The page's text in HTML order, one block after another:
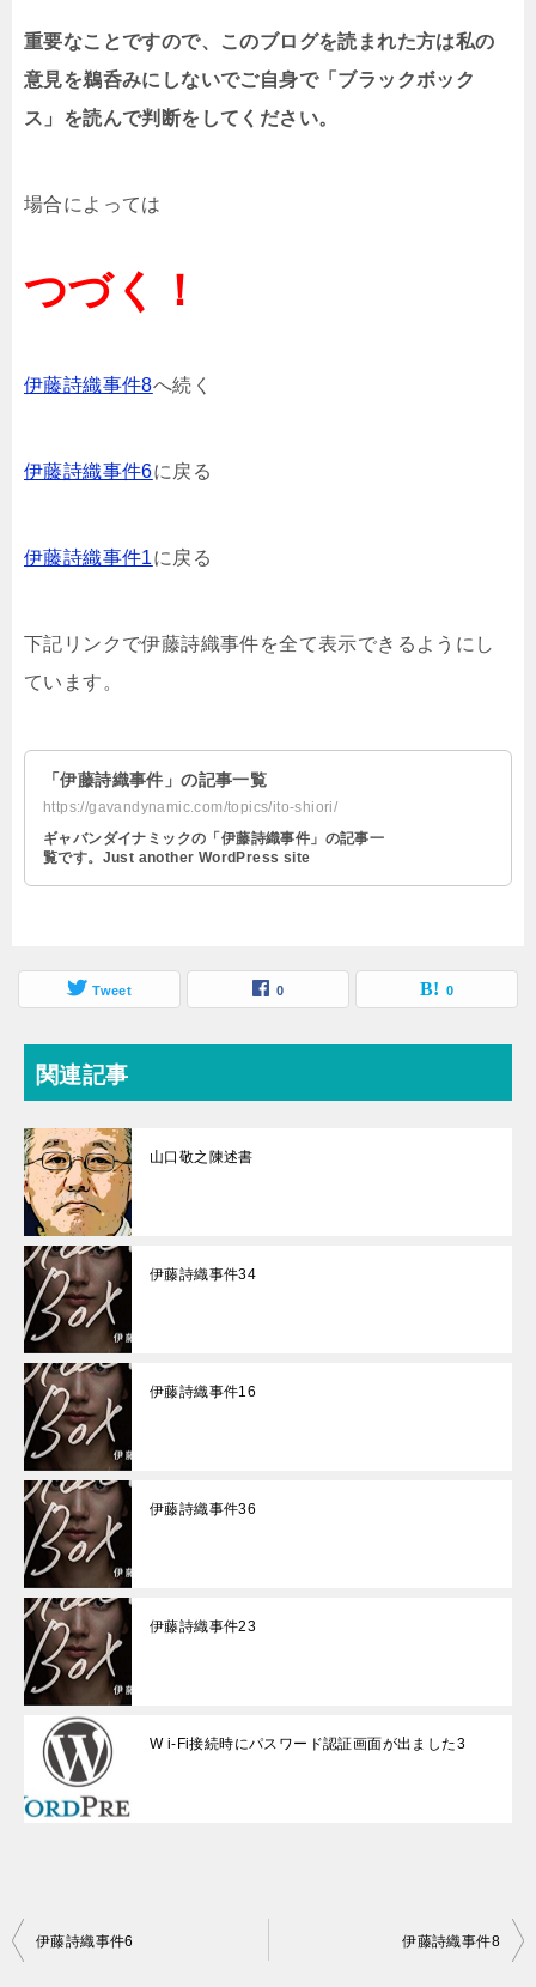
重要なことですので、このブログを読まれた方は私の
意見を鵜呑みにしないでご自身で「ブラックボック
ス」を読んで判断をしてください。
場合によっては
つづく！
伊藤詩織事件8へ続く
伊藤詩織事件6に戻る
伊藤詩織事件1に戻る
下記リンクで伊藤詩織事件を全て表示できるようにし
ています。
「伊藤詩織事件」の記事一覧
https://gavandynamic.com/topics/ito-shiori/
ギャバンダイナミックの「伊藤詩織事件」の記事一
覧です。Just another WordPress site
Tweet 0 0
関連記事
山口敬之陳述書
伊藤詩織事件34
伊藤詩織事件16
伊藤詩織事件36
伊藤詩織事件23
W i-Fi接続時にパスワード認証画面が出ました3
投
伊藤詩織事件6 伊藤詩織事件8